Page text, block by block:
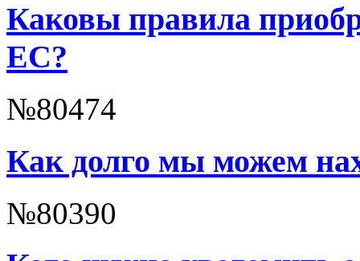
Каковы правила
ЕС?
№80474
Как долго мы можем
№80390